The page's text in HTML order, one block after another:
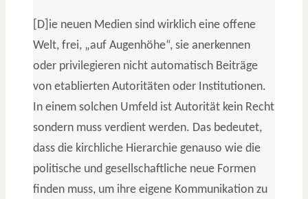
[D]ie neuen Medien sind wirklich eine offene
Welt, frei, „auf Augenhöhe“, sie anerkennen
oder privilegieren nicht automatisch Beiträge
von etablierten Autoritäten oder Institutionen.
In einem solchen Umfeld ist Autorität kein Recht
sondern muss verdient werden. Das bedeutet,
dass die kirchliche Hierarchie genauso wie die
politische und gesellschaftliche neue Formen
finden muss, um ihre eigene Kommunikation zu